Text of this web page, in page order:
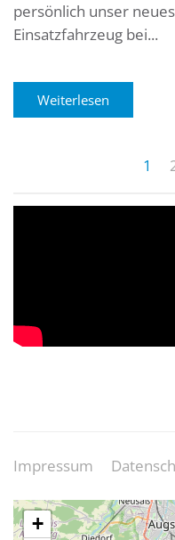
persönlich unser neues
Einsatzfahrzeug bei...
Weiterlesen
1
Impressum
+